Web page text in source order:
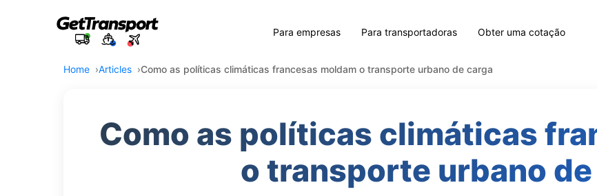
Para empresas Para transportadoras Obter uma cotação
Home Articles Como as políticas climáticas francesas moldam o transporte urbano de carga
Como as políticas climáticas
o transporte urbano